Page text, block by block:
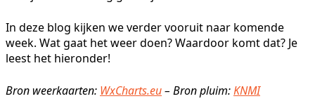
In deze blog kijken we verder vooruit naar komende
week. Wat gaat het weer doen? Waardoor komt dat? Je
leest het hieronder!
Bron weerkaarten: WxCharts.eu– Bron pluim:KNMI